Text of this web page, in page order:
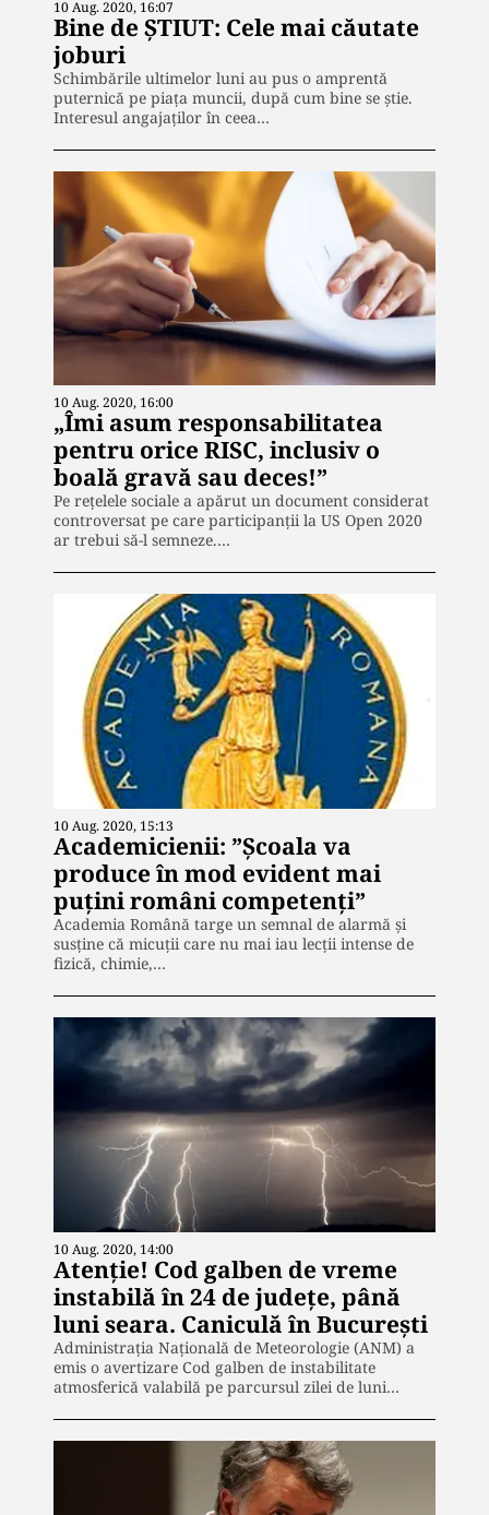
10 Aug. 2020, 16:07
Bine de ȘTIUT: Cele mai căutate
joburi
Schimbările ultimelor luni au pus o amprentă
puternică pe piața muncii, după cum bine se știe.
Interesul angajaților în ceea…
10 Aug. 2020, 16:00
„Îmi asum responsabilitatea
pentru orice RISC, inclusiv o
boală gravă sau deces!”
Pe reţelele sociale a apărut un document considerat
controversat pe care participanţii la US Open 2020
ar trebui să-l semneze.…
10 Aug. 2020, 15:13
Academicienii: ”Școala va
produce în mod evident mai
puţini români competenţi”
Academia Română targe un semnal de alarmă și
susține că micuții care nu mai iau lecții intense de
fizică, chimie,…
10 Aug. 2020, 14:00
Atenție! Cod galben de vreme
instabilă în 24 de judeţe, până
luni seara. Caniculă în Bucureşti
Administraţia Naţională de Meteorologie (ANM) a
emis o avertizare Cod galben de instabilitate
atmosferică valabilă pe parcursul zilei de luni…